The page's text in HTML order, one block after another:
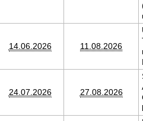
14.06.2026 11.08.2026
24.07.2026 27.08.2026